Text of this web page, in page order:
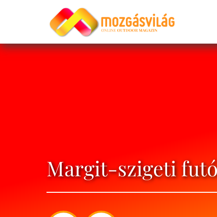
Margit-szigeti